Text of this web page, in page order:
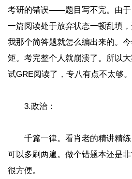
考研的错误——题目写不完。由于
一篇阅读处于放弃状态一顿乱填
我那个简答题就怎么编出来的。
矩。考完整个人就崩溃了。所以
试GRE阅读了，专八有点不太够。
3.政治：
千篇一律。看肖老的精讲精练
可以多刷两遍。做个错题本还是
很方便。